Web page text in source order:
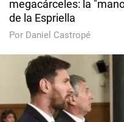
megacárceles: la
de la Espriella
Por Daniel Castropé